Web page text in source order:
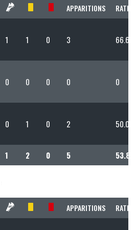
APPARITIONS RATIO
1 1 0 3 66.67
0 0 0 0 0
0 1 0 2 50.00
1 2 0 5 53.85
APPARITIONS RATIO